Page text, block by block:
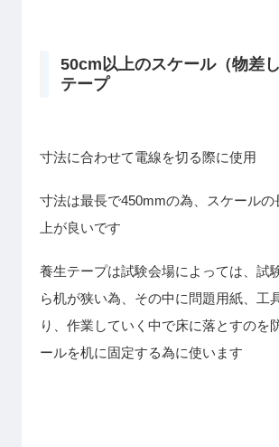
50cm以上のスケール（物差
テープ
寸法に合わせて電線を切る際に使用
寸法は最長で450mmの為、スケールの
上が良いです
養生テープは試験会場によっては、試
ら机が狭い為、その中に問題用紙、工
り、作業していく中で床に落とすのを
ールを机に固定する為に使います